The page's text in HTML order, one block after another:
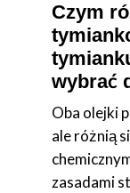
Czym
wybrać
Oba olejki
ale różnią
zasadami